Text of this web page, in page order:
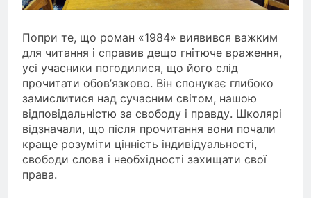
Попри те, що роман «1984» виявився важким
для читання і справив дещо гнітюче враження,
усі учасники погодилися, що його слід
прочитати обов’язково. Він спонукає глибоко
замислитися над сучасним світом, нашою
відповідальністю за свободу і правду. Школярі
відзначали, що після прочитання вони почали
краще розуміти цінність індивідуальності,
свободи слова і необхідності захищати свої
права.